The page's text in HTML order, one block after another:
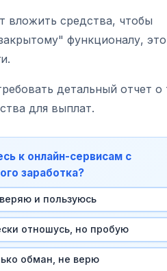
вложить средства, чтобы
функционалу, это
детальный отчет о
для выплат.
к онлайн-сервисам с
заработка?
и пользуюсь
отношусь, но пробую
обман, не верю